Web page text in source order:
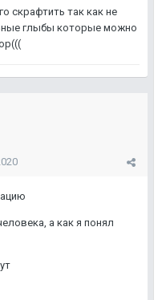
скрафтить так как не
глыбы которые можно
а как я понял